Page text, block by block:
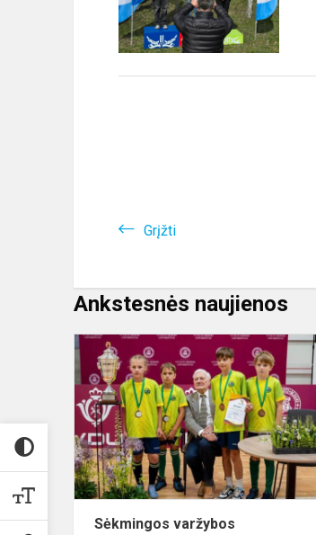
Grįžti
Ankstesnės naujienos
Sėkmingos varžybos